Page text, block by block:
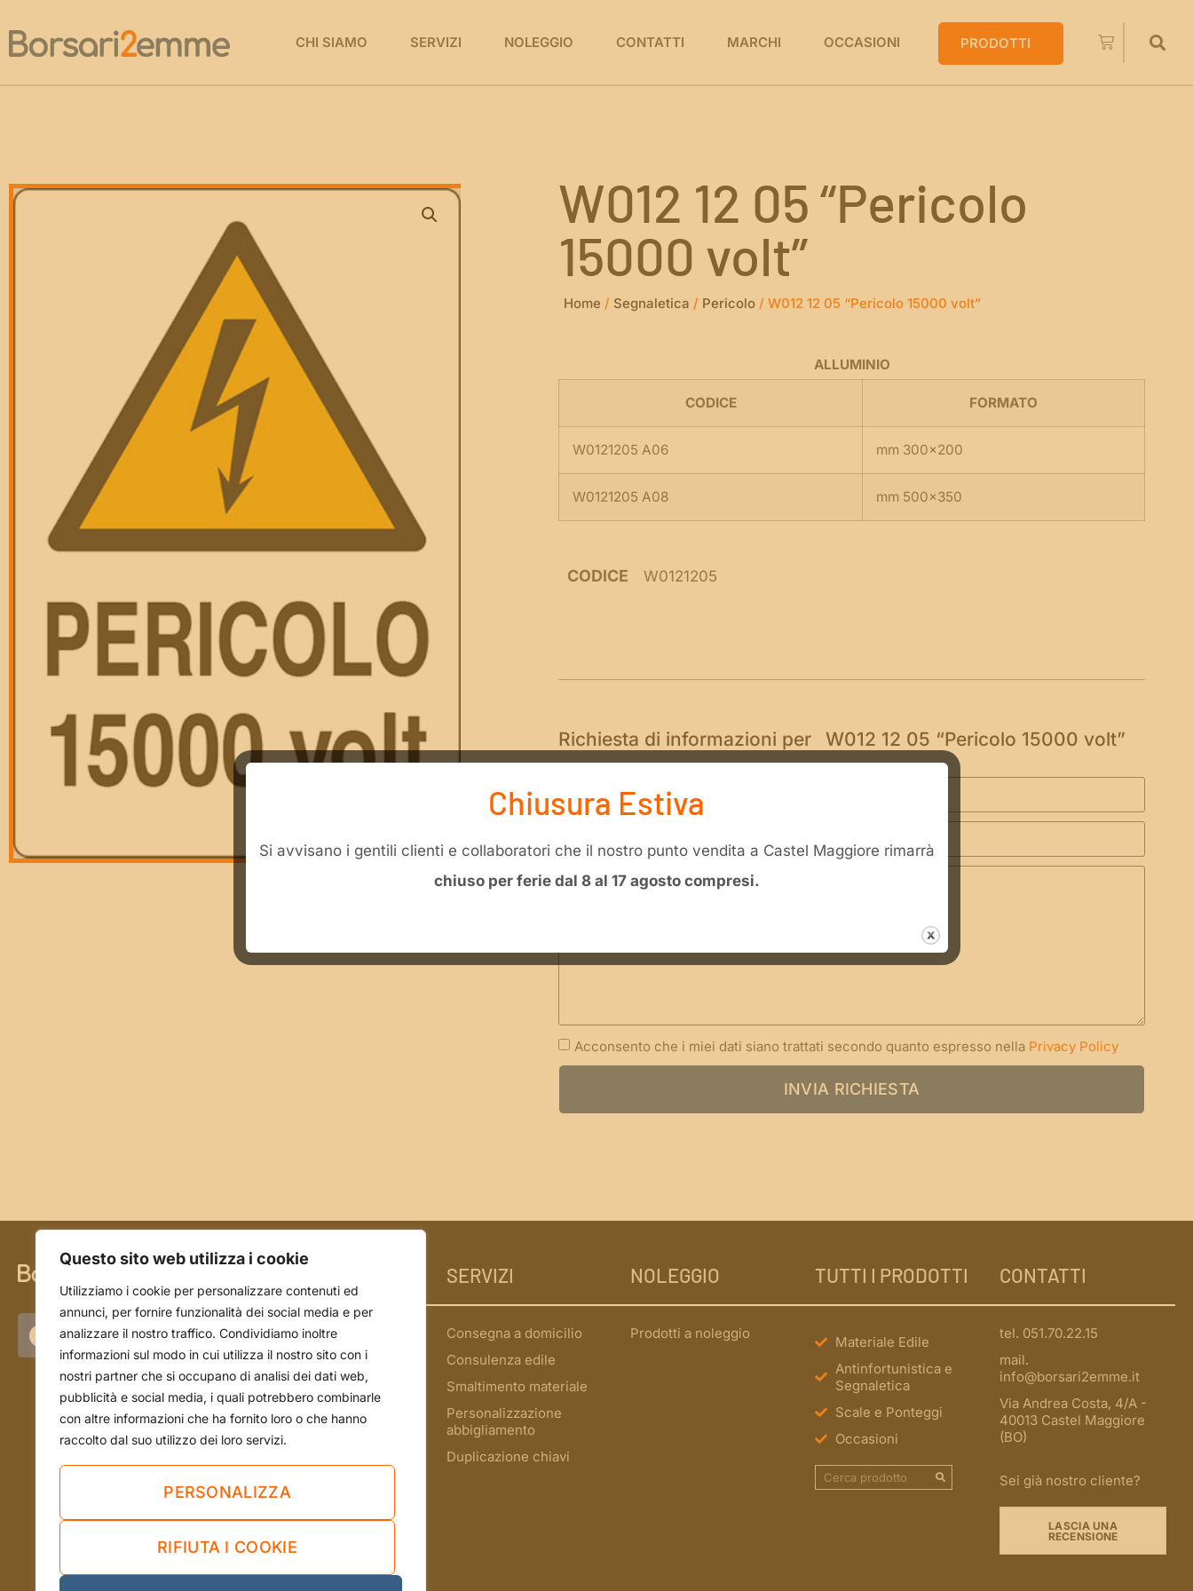
Questo sito web utilizza i cookie
Utilizziamo i cookie per personalizzare contenuti ed
annunci, per fornire funzionalità dei social media e per
analizzare il nostro traffico. Condividiamo inoltre
informazioni sul modo in cui utilizza il nostro sito con i
nostri partner che si occupano di analisi dei dati web,
pubblicità e social media, i quali potrebbero combinarle
con altre informazioni che ha fornito loro o che hanno
raccolto dal suo utilizzo dei loro servizi.
PERSONALIZZA
RIFIUTA I COOKIE
CHI SIAMO SERVIZI NOLEGGIO CONTATTI MARCHI OCCASIONI PRODOTTI
W012 12 05 “Pericolo
15000 volt”
Home / Segnaletica / Pericolo / W012 12 05 “Pericolo 15000 volt”
ALLUMINIO
CODICE FORMATO
W0121205 A06 mm 300×200
W0121205 A08 mm 500×350
CODICE W0121205
Richiesta di informazioni per W012 12 05 “Pericolo 15000 volt”
Acconsento che i miei dati siano trattati secondo quanto espresso nella Privacy Policy
INVIA RICHIESTA
SERVIZI NOLEGGIO TUTTI I PRODOTTI CONTATTI
La storia
L'azienda
Il team
Consegna a domicilio
Consulenza edile
Smaltimento materiale
Personalizzazione
abbigliamento
Duplicazione chiavi
Prodotti a noleggio
Materiale Edile
Antinfortunistica e
Segnaletica
Scale e Ponteggi
Occasioni
tel. 051.70.22.15
mail.
info@borsari2emme.it
Via Andrea Costa, 4/A -
40013 Castel Maggiore
(BO)
Sei già nostro cliente?
LASCIA UNA
RECENSIONE
Chiusura Estiva
​Si avvisano i gentili clienti e collaboratori che il nostro punto vendita a Castel Maggiore rimarrà
chiuso per ferie dal 8 al 17 agosto compresi.